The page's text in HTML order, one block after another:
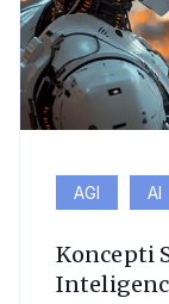
AGI AI
Koncepti